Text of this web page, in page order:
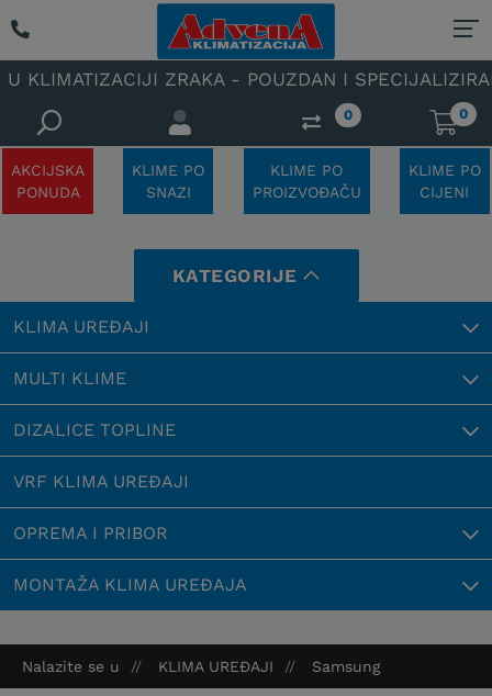
ZRAKA - POUZDAN I SPECIJALIZIRAN
0 0
AKCIJSKA
PONUDA
KLIME PO
SNAZI
KLIME PO
PROIZVOĐAČU
KLIME PO
CIJENI
KATEGORIJE
KLIMA UREĐAJI
MULTI KLIME
DIZALICE TOPLINE
VRF KLIMA UREĐAJI
OPREMA I PRIBOR
MONTAŽA KLIMA UREĐAJA
Nalazite se u KLIMA UREĐAJI Samsung